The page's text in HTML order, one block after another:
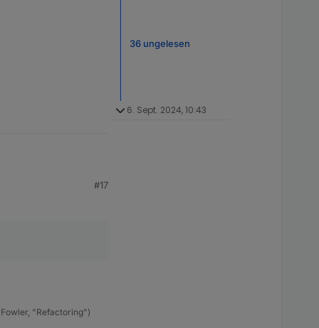
Root an und schiebt#17
"Refactoring")
36 ungelesen
6. Sept. 2024, 10:43